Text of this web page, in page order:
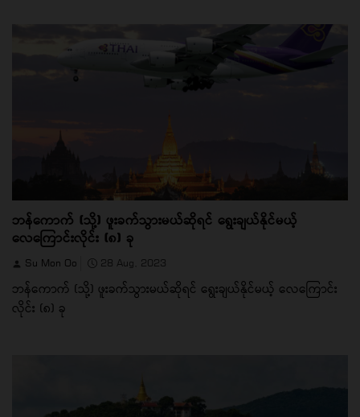
ဘန်ကောက် (သို့) ဖူးခက်သွားမယ်ဆိုရင် ရွေးချယ်နိုင်မယ့်
လေကြောင်းလိုင်း (၈) ခု
Su Mon Oo 28 Aug, 2023
ဘန်ကောက် (သို့) ဖူးခက်သွားမယ်ဆိုရင် ရွေးချယ်နိုင်မယ့် လေကြောင်း
လိုင်း (၈) ခု